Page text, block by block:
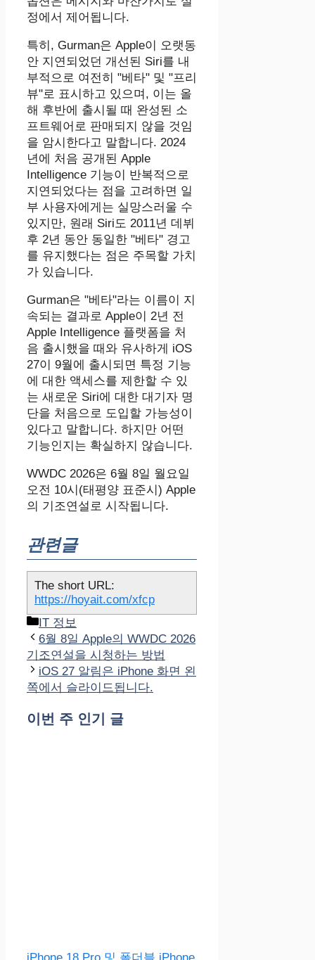
정에서 제어됩니다.
특히, Gurman은 Apple이 오랫동
안 지연되었던 개선된 Siri를 내
부적으로 여전히 "베타" 및 "프리
뷰"로 표시하고 있으며, 이는 올
해 후반에 출시될 때 완성된 소
프트웨어로 판매되지 않을 것임
을 암시한다고 말합니다. 2024
년에 처음 공개된 Apple
Intelligence 기능이 반복적으로
지연되었다는 점을 고려하면 일
부 사용자에게는 실망스러울 수
있지만, 원래 Siri도 2011년 데뷔
후 2년 동안 동일한 "베타" 경고
를 유지했다는 점은 주목할 가치
가 있습니다.
Gurman은 "베타"라는 이름이 지
속되는 결과로 Apple이 2년 전
Apple Intelligence 플랫폼을 처
음 출시했을 때와 유사하게 iOS
27이 9월에 출시되면 특정 기능
에 대한 액세스를 제한할 수 있
는 새로운 Siri에 대한 대기자 명
단을 처음으로 도입할 가능성이
있다고 말합니다. 하지만 어떤
기능인지는 확실하지 않습니다.
WWDC 2026은 6월 8일 월요일
오전 10시(태평양 표준시) Apple
의 기조연설로 시작됩니다.
관련글
The short URL:
https://hoyait.com/xfcp
카
테
고
리
IT 정보
6월 8일 Apple의 WWDC 2026
기조연설을 시청하는 방법
iOS 27 알림은 iPhone 화면 왼
쪽에서 슬라이드됩니다.
이번 주 인기 글